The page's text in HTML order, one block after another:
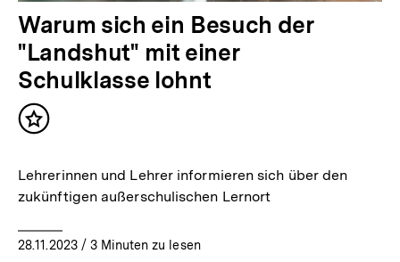
Warum sich ein Besuch der
"Landshut" mit einer
Schulklasse lohnt
Inhalt
Lehrerinnen und Lehrer informieren sich über den
zukünftigen außerschulischen Lernort
28.11.2023/ 3 Minuten zu lesen